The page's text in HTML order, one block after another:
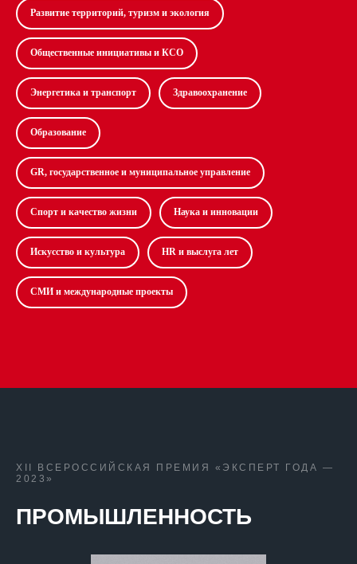
Развитие территорий, туризм и экология
Общественные инициативы и КСО
Энергетика и транспорт Здравоохранение
Образование
GR, государственное и муниципальное управление
Спорт и качество жизни Наука и инновации
Искусство и культура HR и выслуга лет
СМИ и международные проекты
XII ВСЕРОССИЙСКАЯ ПРЕМИЯ «ЭКСПЕРТ ГОДА —
2023»
ПРОМЫШЛЕННОСТЬ